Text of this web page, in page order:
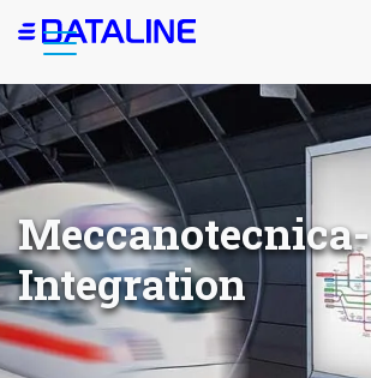
Direkt
zum
Meccanotecnica-
Integration